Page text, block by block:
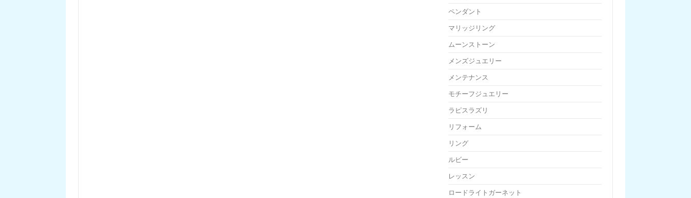
ペンダント
マリッジリング
ムーンストーン
メンズジュエリー
メンテナンス
モチーフジュエリー
ラピスラズリ
リフォーム
リング
ルビー
レッスン
ロードライトガーネット